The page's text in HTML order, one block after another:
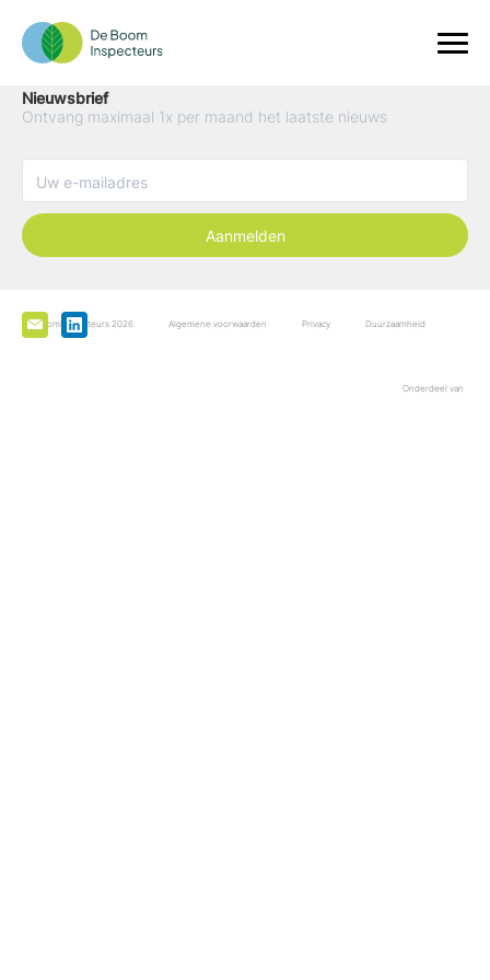
Nieuwsbrief
Ontvang maximaal 1x per maand het laatste nieuws
Aanmelden
De Boominspecteurs 2026 Algemene voorwaarden Privacy Duurzaamheid
Onderdeel van